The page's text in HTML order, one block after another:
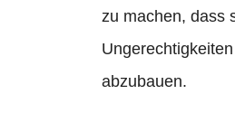
zu machen, dass
abzubauen.